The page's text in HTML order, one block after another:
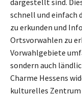
dargestellt sind.
schnell und einfach
zu erkunden und
Ortsvorwahlen zu
Vorwahlgebiete
sondern auch
Charme Hessens
kulturelles Zentrum